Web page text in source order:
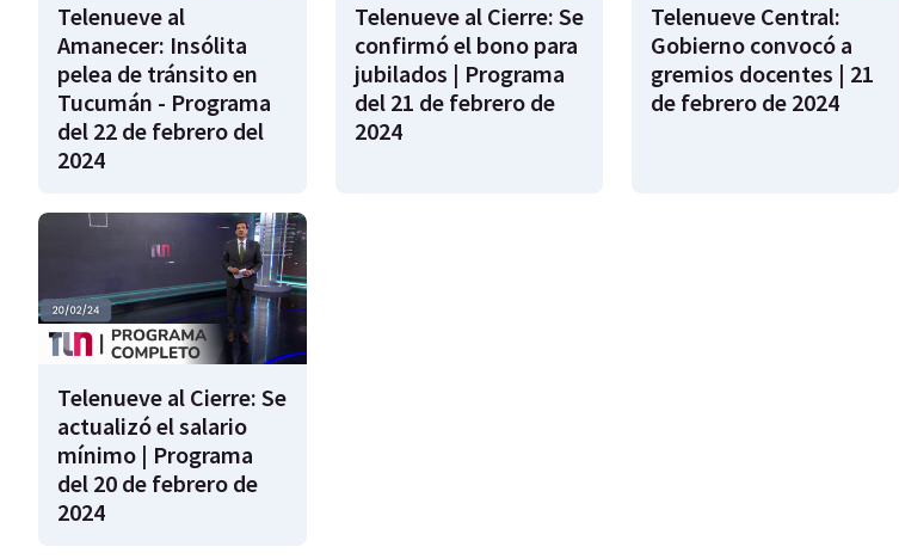
Telenueve al
Amanecer: Insólita
pelea de tránsito en
Tucumán - Programa
del 22 de febrero del
2024
Telenueve al Cierre: Se
confirmó el bono para
jubilados | Programa
del 21 de febrero de
2024
Telenueve Central:
Gobierno convocó a
gremios docentes | 21
de febrero de 2024
Telenueve al Cierre: Se
actualizó el salario
mínimo | Programa
del 20 de febrero de
2024